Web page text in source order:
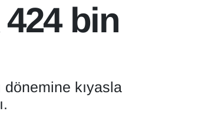
bin
dönemine kıyasla